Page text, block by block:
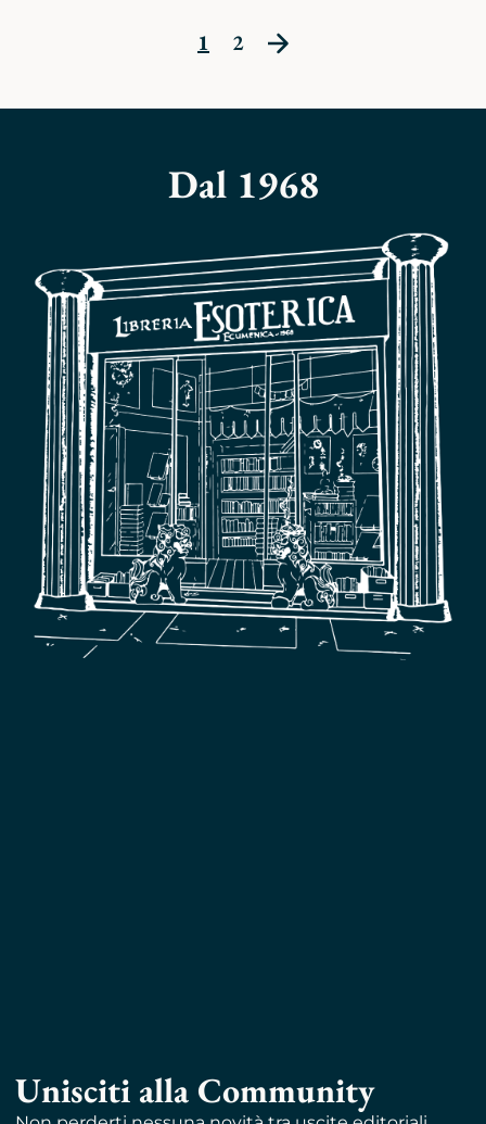
1 2
Dal 1968
Unisciti alla Community